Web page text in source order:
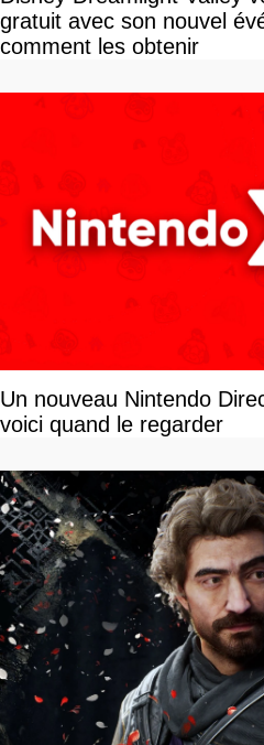
gratuit avec son nouvel
comment les obtenir
Un nouveau Nintendo
voici quand le regarder